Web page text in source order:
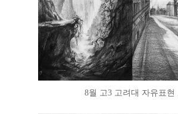
8월 고3 고려대 자유표현 ..